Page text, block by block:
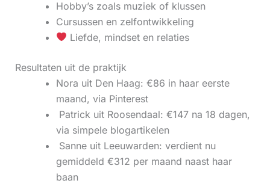
Hobby’s zoals muziek of klussen
Cursussen en zelfontwikkeling
Liefde, mindset en relaties
Resultaten uit de praktijk
Nora uit Den Haag: €86 in haar eerste
maand, via Pinterest
‍ Patrick uit Roosendaal: €147 na 18 dagen,
via simpele blogartikelen
‍ Sanne uit Leeuwarden: verdient nu
gemiddeld €312 per maand naast haar
baan